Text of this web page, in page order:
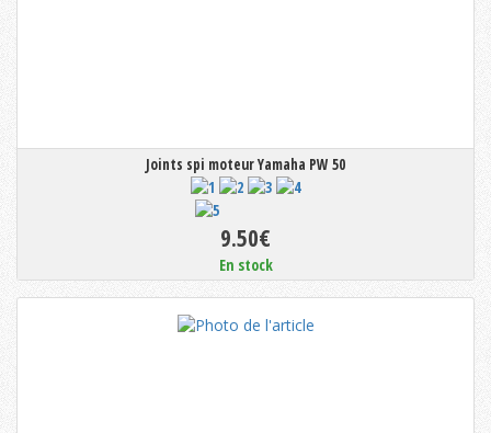
Joints spi moteur Yamaha PW 50
9.50€
En stock